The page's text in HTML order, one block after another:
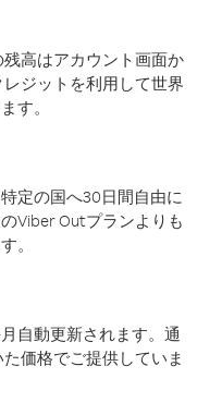
高はアカウント画面か
ジットを利用して世界
す。
定の国へ30日間自由に
Viber Outプランよりも
。
自動更新されます。通
価格でご提供していま